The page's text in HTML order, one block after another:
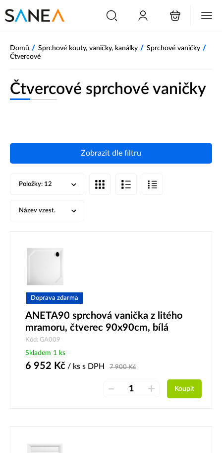
Domů / Sprchové kouty, vaničky, kanálky / Sprchové vaničky /
Čtvercové
Čtvercové sprchové vaničky
Zobrazit dle filtru
Položky: 12
Název vzest.
Doprava zdarma
ANETA90 sprchová vanička z litého
mramoru, čtverec 90x90cm, bílá
Kód: GA009
Skladem 1 ks
6 952 Kč / ks s DPH 7 900Kč
– + Koupit